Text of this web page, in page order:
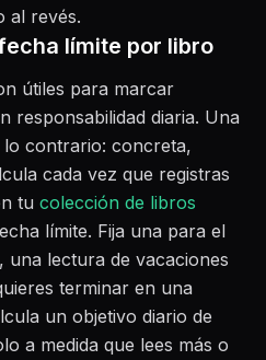
al revés.
límite por libro
útiles para marcar
responsabilidad diaria. Una
contrario: concreta,
cada vez que registras
tu colección de libros
límite. Fija una para el
lectura de vacaciones
terminar en una
un objetivo diario de
a medida que lees más o